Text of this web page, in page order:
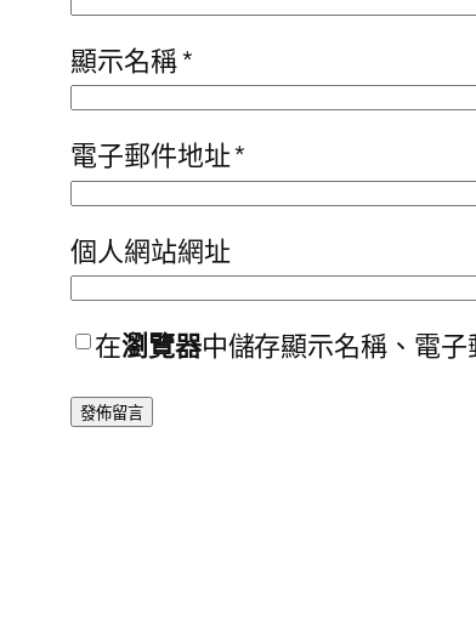
顯示名稱*
電子郵件地址*
個人網站網址
在瀏覽器中儲存顯示名稱、電